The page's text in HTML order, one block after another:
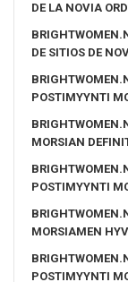
DE LA NOVIA
DE SITIOS DE
POSTIMYYNTI
MORSIAN
POSTIMYYNTI
MORSIAMEN
POSTIMYYNTI